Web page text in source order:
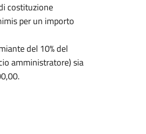
costituzione
per un importo
del 10% del
amministratore) sia